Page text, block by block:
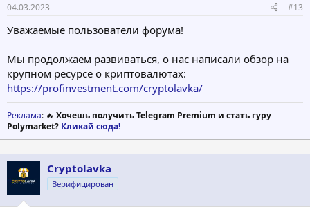
04.03.2023 #13
Уважаемые пользователи форума!
Мы продолжаем развиваться, о нас написали обзор на
крупном ресурсе о криптовалютах:
https://profinvestment.com/cryptolavka/
Реклама: 🔥 Хочешь получить Telegram Premium и стать гуру
Polymarket? Кликай сюда!
Cryptolavka
Верифицирован